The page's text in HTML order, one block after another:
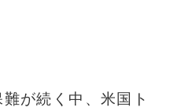
が続く中、米国ト